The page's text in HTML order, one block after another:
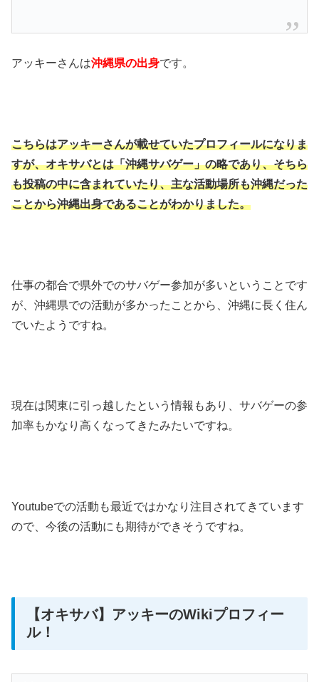
アッキーさんは沖縄県の出身です。
こちらはアッキーさんが載せていたプロフィールになりま
すが、オキサバとは「沖縄サバゲー」の略であり、そちら
も投稿の中に含まれていたり、主な活動場所も沖縄だった
ことから沖縄出身であることがわかりました。
仕事の都合で県外でのサバゲー参加が多いということです
が、沖縄県での活動が多かったことから、沖縄に長く住ん
でいたようですね。
現在は関東に引っ越したという情報もあり、サバゲーの参
加率もかなり高くなってきたみたいですね。
Youtubeでの活動も最近ではかなり注目されてきています
ので、今後の活動にも期待ができそうですね。
【オキサバ】アッキーのWikiプロフィー
ル！